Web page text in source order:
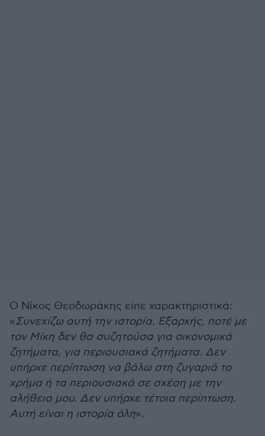
Ο Νίκος Θεοδωράκης είπε χαρακτηριστικά:
«Συνεχίζω αυτή την ιστορία. Εξαρχής, ποτέ με
τον Μίκη δεν θα συζητούσα για οικονομικά
ζητήματα, για περιουσιακά ζητήματα. Δεν
υπήρχε περίπτωση να βάλω στη ζυγαριά το
χρήμα ή τα περιουσιακά σε σχέση με την
αλήθεια μου. Δεν υπήρχε τέτοια περίπτωση.
Αυτή είναι η ιστορία όλη».